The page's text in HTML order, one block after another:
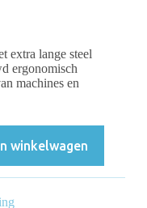
extra lange steel
ergonomisch
machines en
winkelwagen